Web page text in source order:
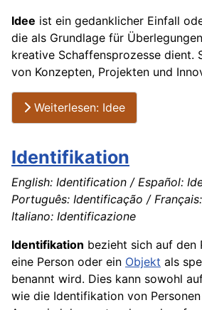
Idee ist ein gedanklicher Einfall
die als Grundlage für
kreative Schaffensprozesse dient.
von Konzepten, Projekten und
Weiterlesen: Idee
Identifikation
English: Identification / Español:
Português: Identificação /
Italiano: Identificazione
Identifikation bezieht sich auf den
eine Person oder ein Objekt als
benannt wird. Dies kann sowohl
wie die Identifikation von